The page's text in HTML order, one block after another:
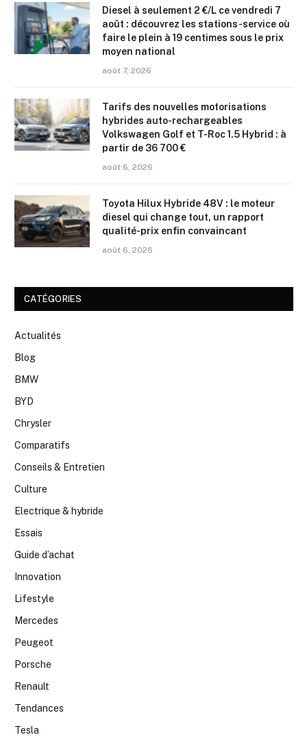
Diesel à seulement 2 €/L ce vendredi 7
août : découvrez les stations-service où
faire le plein à 19 centimes sous le prix
moyen national
août 7, 2026
Tarifs des nouvelles motorisations
hybrides auto-rechargeables
Volkswagen Golf et T-Roc 1.5 Hybrid : à
partir de 36 700 €
août 6, 2026
Toyota Hilux Hybride 48V : le moteur
diesel qui change tout, un rapport
qualité-prix enfin convaincant
août 6, 2026
CATÉGORIES
Actualités
Blog
BMW
BYD
Chrysler
Comparatifs
Conseils & Entretien
Culture
Electrique & hybride
Essais
Guide d’achat
Innovation
Lifestyle
Mercedes
Peugeot
Porsche
Renault
Tendances
Tesla